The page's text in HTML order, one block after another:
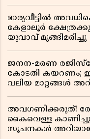
ഭാര്യവീട്ടിൽ
കേളാലൂർ
യുവാവ് മുങ്ങിമരിച്ചു
ജനന-മരണ
കോടതി കയറണം;
വലിയ മാറ്റങ്ങൾ
അവഗണിക്കരുത്!
കൈവെള്ള
സൂചനകൾ